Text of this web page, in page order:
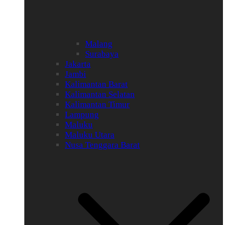
Malang
Surabaya
Jakarta
Jambi
Kalimantan Barat
Kalimantan Selatan
Kalimantan Timur
Lampung
Maluku
Maluku Utara
Nusa Tenggara Barat